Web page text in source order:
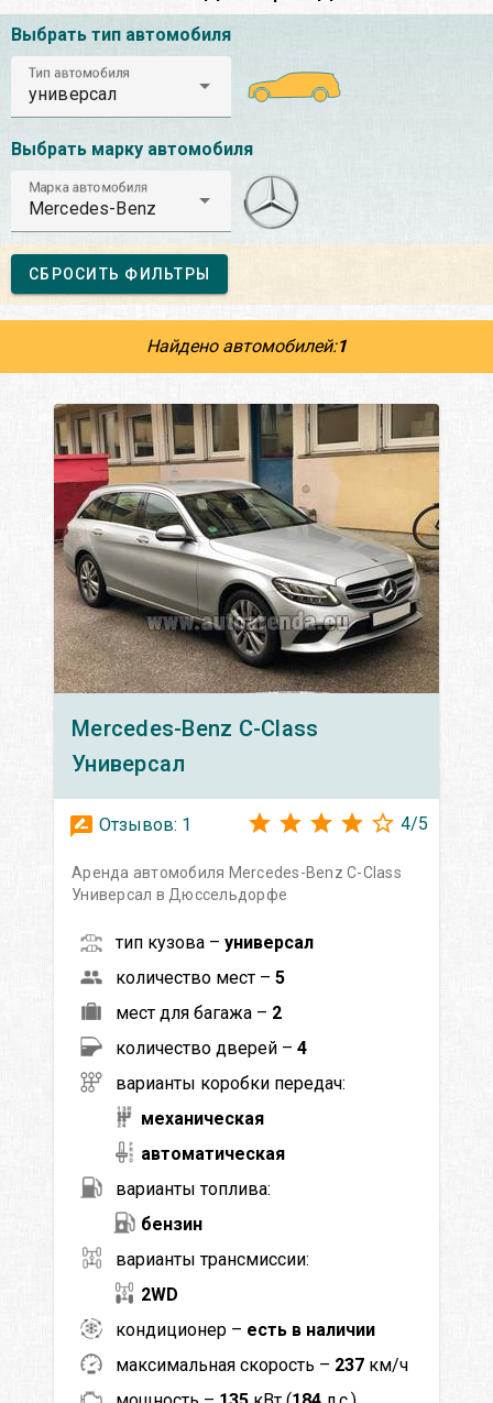
Выбрать тип автомобиля
Тип автомобиля
универсал
Выбрать марку автомобиля
Марка автомобиля
Mercedes-Benz
СБРОСИТЬ ФИЛЬТРЫ
Найдено автомобилей:1
Mercedes-Benz C-Class
Универсал
Отзывов: 1 4/5
Аренда автомобиля Mercedes-Benz C-Class
Универсал в Дюссельдорфе
тип кузова – универсал
количество мест – 5
мест для багажа – 2
количество дверей – 4
варианты коробки передач:
механическая
автоматическая
варианты топлива:
бензин
варианты трансмиссии:
2WD
кондиционер – есть в наличии
максимальная скорость – 237 км/ч